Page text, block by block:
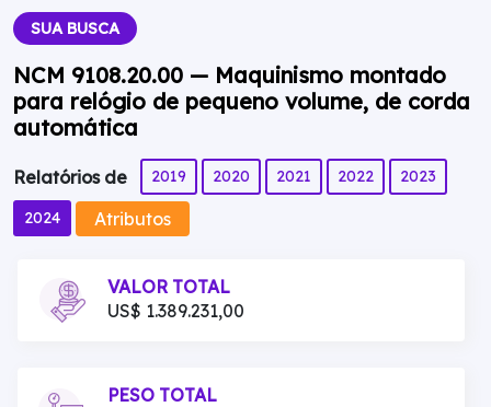
SUA BUSCA
NCM 9108.20.00 — Maquinismo montado
para relógio de pequeno volume, de corda
automática
Relatórios de 2019 2020 2021 2022 2023
2024 Atributos
VALOR TOTAL
US$ 1.389.231,00
PESO TOTAL